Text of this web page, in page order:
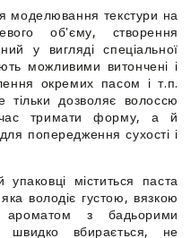
моделювання текстури на
об'єму, створення
у вигляді спеціальної
можливими витончені і
окремих пасом і т.п.
дозволяє волоссю
час тримати форму, а й
попередження сухості і
міститься паста
володіє густою, вязкою
ароматом з бадьорими
швидко вбирається, не